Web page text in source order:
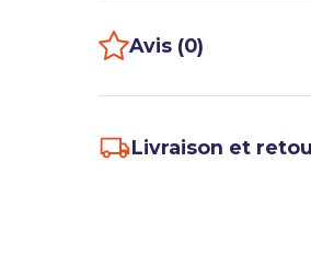
Avis (0)
Livraison et